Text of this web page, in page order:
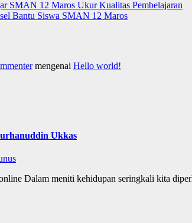
SMAN 12 Maros Ukur Kualitas Pembelajaran
Bantu Siswa SMAN 12 Maros
mengenai Hello world!
Ukkas
Dalam meniti kehidupan seringkali kita